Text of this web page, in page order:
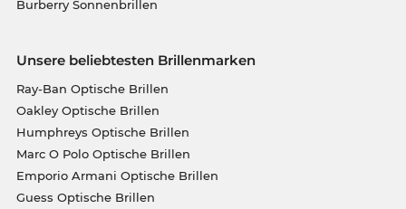
Burberry Sonnenbrillen
Unsere beliebtesten Brillenmarken
Ray-Ban Optische Brillen
Oakley Optische Brillen
Humphreys Optische Brillen
Marc O Polo Optische Brillen
Emporio Armani Optische Brillen
Guess Optische Brillen